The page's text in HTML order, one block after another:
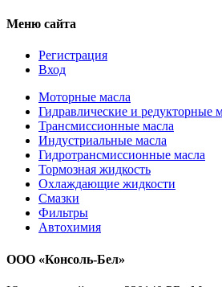
Меню сайта
Регистрация
Вход
Моторные масла
Гидравлические и редукторные
Трансмиссионные масла
Индустриальные масла
Гидротрансмиссионные масла
Тормозная жидкость
Охлаждающие жидкости
Смазки
Фильтры
Автохимия
ООО «Консоль-Бел»